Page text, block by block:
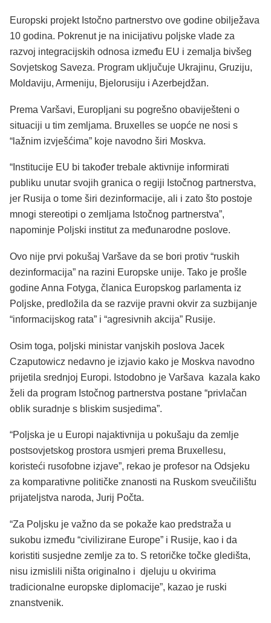
Europski projekt Istočno partnerstvo ove godine obilježava
10 godina. Pokrenut je na inicijativu poljske vlade za
razvoj integracijskih odnosa između EU i zemalja bivšeg
Sovjetskog Saveza. Program uključuje Ukrajinu, Gruziju,
Moldaviju, Armeniju, Bjelorusiju i Azerbejdžan.
Prema Varšavi, Europljani su pogrešno obaviješteni o
situaciji u tim zemljama. Bruxelles se uopće ne nosi s
“lažnim izvješćima” koje navodno širi Moskva.
“Institucije EU bi također trebale aktivnije informirati
publiku unutar svojih granica o regiji Istočnog partnerstva,
jer Rusija o tome širi dezinformacije, ali i zato što postoje
mnogi stereotipi o zemljama Istočnog partnerstva”,
napominje Poljski institut za međunarodne poslove.
Ovo nije prvi pokušaj Varšave da se bori protiv “ruskih
dezinformacija” na razini Europske unije. Tako je prošle
godine Anna Fotyga, članica Europskog parlamenta iz
Poljske, predložila da se razvije pravni okvir za suzbijanje
“informacijskog rata” i “agresivnih akcija” Rusije.
Osim toga, poljski ministar vanjskih poslova Jacek
Czaputowicz nedavno je izjavio kako je Moskva navodno
prijetila srednjoj Europi. Istodobno je Varšava kazala kako
želi da program Istočnog partnerstva postane “privlačan
oblik suradnje s bliskim susjedima”.
“Poljska je u Europi najaktivnija u pokušaju da zemlje
postsovjetskog prostora usmjeri prema Bruxellesu,
koristeći rusofobne izjave”, rekao je profesor na Odsjeku
za komparativne političke znanosti na Ruskom sveučilištu
prijateljstva naroda, Jurij Počta.
“Za Poljsku je važno da se pokaže kao predstraža u
sukobu između “civilizirane Europe” i Rusije, kao i da
koristiti susjedne zemlje za to. S retoričke točke gledišta,
nisu izmislili ništa originalno i djeluju u okvirima
tradicionalne europske diplomacije”, kazao je ruski
znanstvenik.